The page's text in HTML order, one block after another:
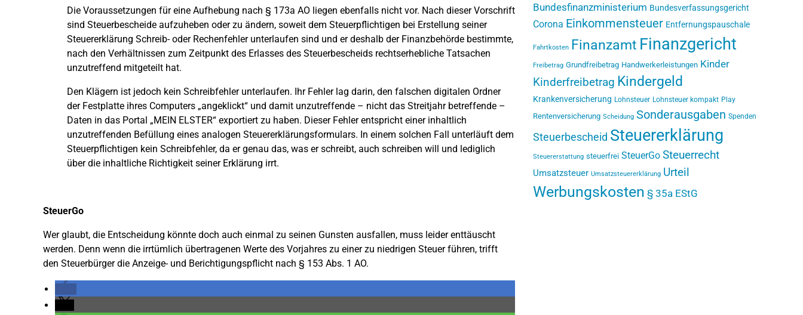
Die Voraussetzungen für eine Aufhebung nach § 173a AO liegen ebenfalls nicht vor. Nach dieser Vorschrift
sind Steuerbescheide aufzuheben oder zu ändern, soweit dem Steuerpflichtigen bei Erstellung seiner
Steuererklärung Schreib- oder Rechenfehler unterlaufen sind und er deshalb der Finanzbehörde bestimmte,
nach den Verhältnissen zum Zeitpunkt des Erlasses des Steuerbescheids rechtserhebliche Tatsachen
unzutreffend mitgeteilt hat.
Den Klägern ist jedoch kein Schreibfehler unterlaufen. Ihr Fehler lag darin, den falschen digitalen Ordner
der Festplatte ihres Computers „angeklickt“ und damit unzutreffende – nicht das Streitjahr betreffende –
Daten in das Portal „MEIN ELSTER“ exportiert zu haben. Dieser Fehler entspricht einer inhaltlich
unzutreffenden Befüllung eines analogen Steuererklärungsformulars. In einem solchen Fall unterläuft dem
Steuerpflichtigen kein Schreibfehler, da er genau das, was er schreibt, auch schreiben will und lediglich
über die inhaltliche Richtigkeit seiner Erklärung irrt.
SteuerGo
Wer glaubt, die Entscheidung könnte doch auch einmal zu seinen Gunsten ausfallen, muss leider enttäuscht
werden. Denn wenn die irrtümlich übertragenen Werte des Vorjahres zu einer zu niedrigen Steuer führen, trifft
den Steuerbürger die Anzeige- und Berichtigungspflicht nach § 153 Abs. 1 AO.
Bundesfinanzministerium Bundesverfassungsgericht
Corona Einkommensteuer Entfernungspauschale
Fahrtkosten Finanzamt Finanzgericht
Freibetrag Grundfreibetrag Handwerkerleistungen Kinder
Kinderfreibetrag Kindergeld
Krankenversicherung Lohnsteuer Lohnsteuer kompakt Play
Rentenversicherung Scheidung Sonderausgaben Spenden
Steuerbescheid Steuererklärung
Steuererstattung steuerfrei SteuerGo Steuerrecht
Umsatzsteuer Umsatzsteuererklärung Urteil
Werbungskosten § 35a EStG